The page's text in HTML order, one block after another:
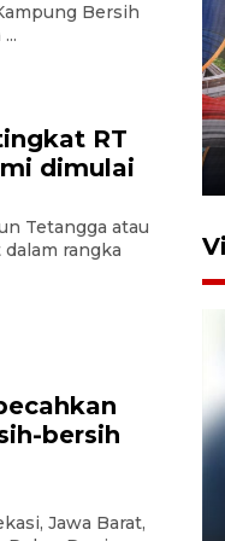
Bersih
RT
dimulai
Tetangga atau
rangka
bersih
Jawa Barat,
Farm setia